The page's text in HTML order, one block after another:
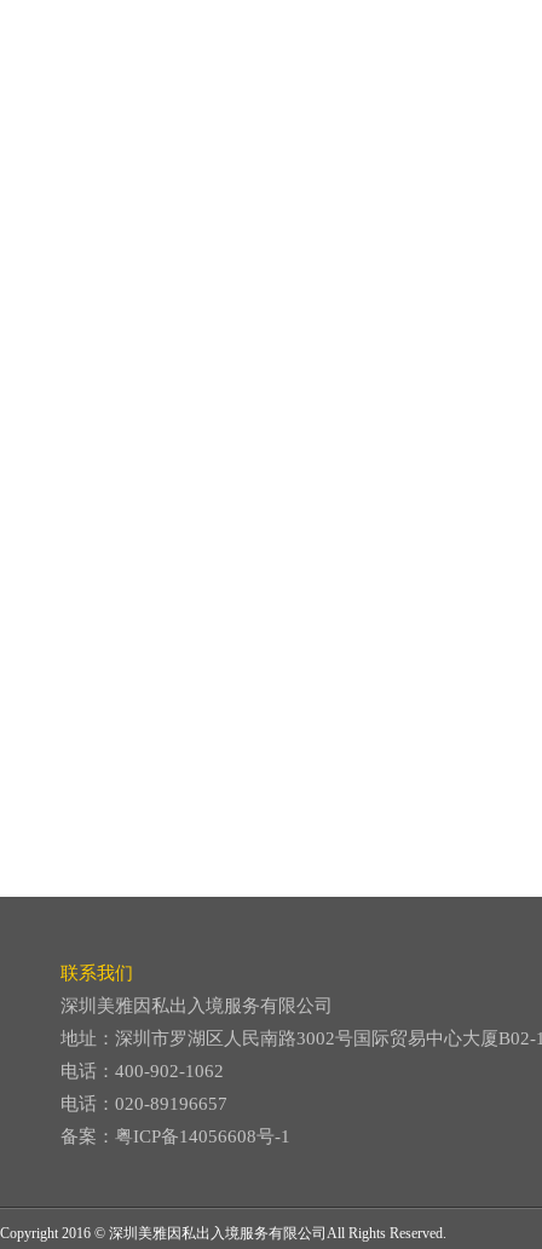
联系我们
深圳美雅因私出入境服务有限公司
地址：深圳市罗湖区人民南路3002号国际贸易中心大厦B02-
电话：400-902-1062
电话：020-89196657
备案： 粤ICP备14056608号-1
Copyright 2016 © 深圳美雅因私出入境服务有限公司All Rights Reserved.